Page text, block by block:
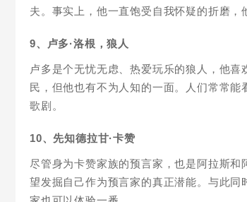
夫。事实上，他一直饱受自我怀疑的折磨，
9、卢多·洛根，狼人
卢多是个无忧无虑、热爱玩乐的狼人，他
民，但他也有不为人知的一面。人们常常
歌剧。
10、先知德拉甘·卡赞
尽管身为卡赞家族的预言家，也是阿拉斯
望发掘自己作为预言家的真正潜能。与此同